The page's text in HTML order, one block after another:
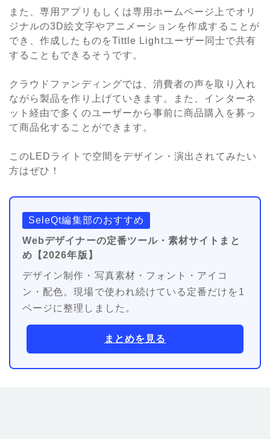
また、専用アプリもしくは専用ホームページ上でオリ
ジナルの3D絵文字やアニメーションを作成することが
でき、作成したものをTittle Lightユーザー同士で共有
することもできるそうです。
クラウドファンディングでは、消費者の声を取り入れ
ながら製品を作り上げていきます。また、インターネ
ット経由で多くのユーザーから事前に商品購入を募っ
て商品化することができます。
このLEDライトで空間をデザイン・演出されてみたい
方はぜひ！
SeleQt編集部のおすすめ
Webデザイナーの定番ツール・素材サイトまと
め【2026年版】
デザイン制作・写真素材・フォント・アイコ
ン・配色。現場で使われ続けている定番だけを1
ページに整理しました。
まとめを見る